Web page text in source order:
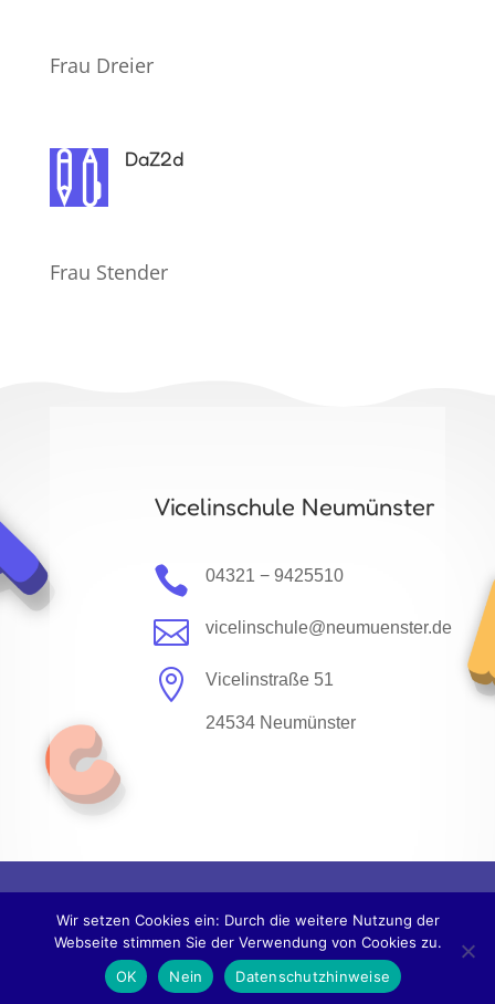
Frau Dreier
 DaZ2d
Frau Stender
Vicelinschule Neumünster
 04321 − 9425510
 vicelinschule@neumuenster.de
 Vicelinstraße 51
24534 Neumünster
Wir setzen Cookies ein: Durch die weitere Nutzung der
Webseite stimmen Sie der Verwendung von Cookies zu.
OK
Nein Datenschutzhinweise